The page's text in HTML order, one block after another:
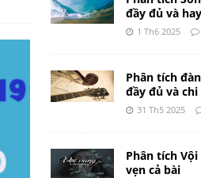
đầy đủ và
1 Th6 2025
Phân tích
đầy đủ và
31 Th5 2025
Phân tích
vẹn cả bài